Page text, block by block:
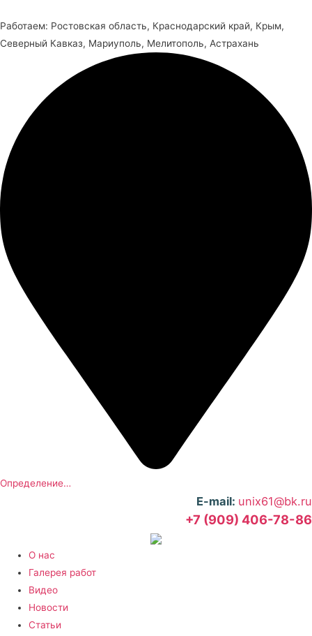
Работаем: Ростовская область, Краснодарский край, Крым,
Северный Кавказ, Мариуполь, Мелитополь, Астрахань
Определение…
E-mail: unix61@bk.ru
+7 (909) 406-78-86
О нас
Галерея работ
Видео
Новости
Статьи